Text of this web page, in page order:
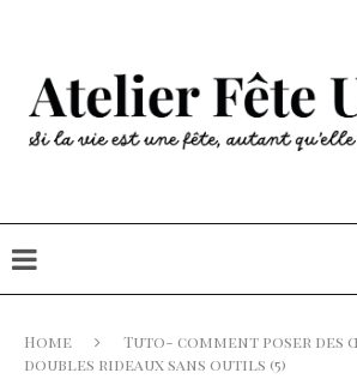
Home
Tuto- comment poser des
doubles rideaux sans outils (5)